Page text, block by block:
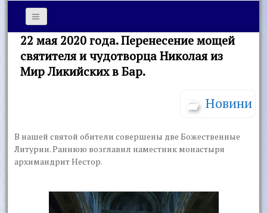
22 мая 2020 года. Перенесение мощей
святителя и чудотворца Николая из
Мир Ликийских в Бар.
Новини
В нашей святой обители совершены две Божественные
Литурии. Раннюю возглавил наместник монастыря
архимандрит Нестор.